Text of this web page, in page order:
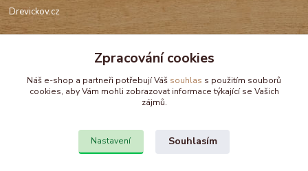
Drevickov.cz
+420 732 488 676
drevickov@drevickov.cz, info@drevickov.cz
Zpracování cookies
Náš e-shop a partneři potřebují Váš souhlas s použitím souborů
cookies, aby Vám mohli zobrazovat informace týkající se Vašich
zájmů.
Nastavení Souhlasím